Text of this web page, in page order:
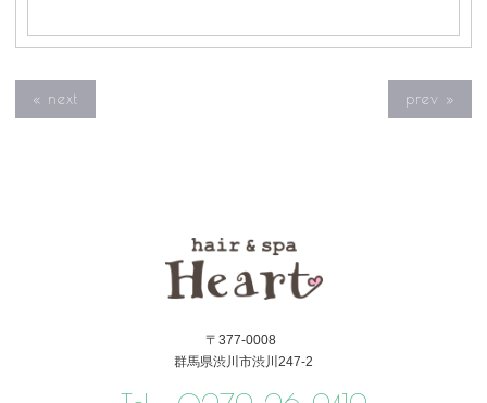
« next prev »
〒377-0008
群馬県渋川市渋川247-2